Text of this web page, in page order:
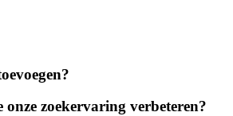
onze zoekervaring verbeteren?